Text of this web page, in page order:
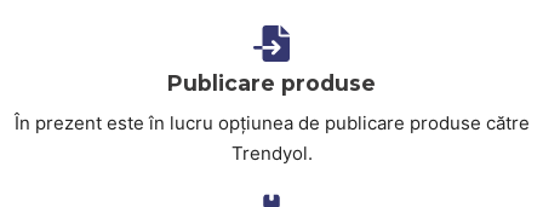
Publicare produse
În prezent este în lucru opțiunea de publicare produse către
Trendyol.